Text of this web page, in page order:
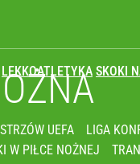
LEKKOATLETYKA SKOKI
o Idze Świątek
UEFA LIGA
W PIŁCE NOŻNEJ